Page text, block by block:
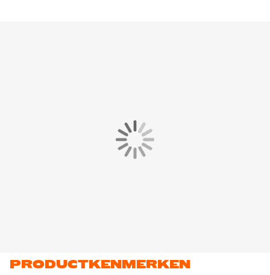
PRODUCTKENMERKEN